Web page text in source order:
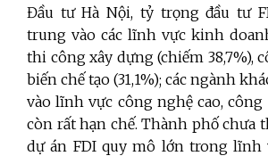
Đầu tư Hà Nội, tỷ trọng đầu tư
trung vào các lĩnh vực kinh
thi công xây dựng (chiếm 38,7%),
biến chế tạo (31,1%); các ngành
vào lĩnh vực công nghệ cao,
còn rất hạn chế. Thành phố chưa
dự án FDI quy mô lớn trong lĩnh